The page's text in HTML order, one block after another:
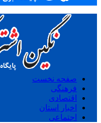
صفحه نخست
فرهنگی
اقتصادی
اخبار استان
اجتماعی